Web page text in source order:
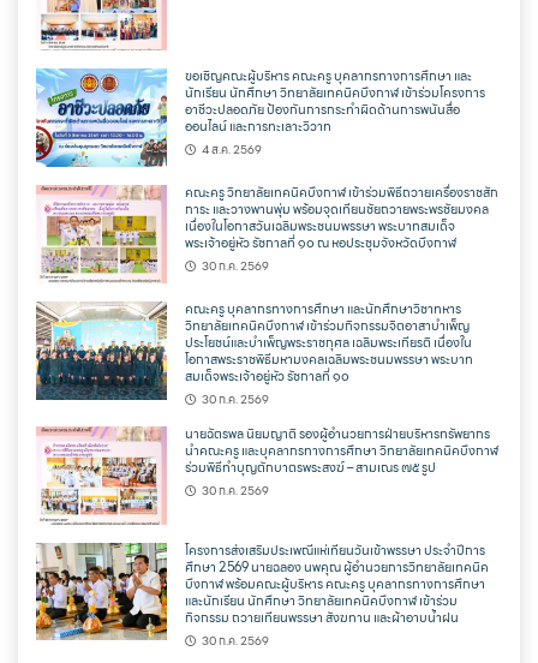
ขอเชิญคณะผู้บริหาร คณะครู บุคลากรทางการศึกษา และ
นักเรียน นักศึกษา วิทยาลัยเทคนิคบึงกาฬ เข้าร่วมโครงการ
อาชีวะปลอดภัย ป้องกันการกระทำผิดด้านการพนันสื่อ
ออนไลน์ และการทะเลาะวิวาท
4 ส.ค. 2569
คณะครู วิทยาลัยเทคนิคบึงกาฬ เข้าร่วมพิธีถวายเครื่องราชสัก
การะ และวางพานพุ่ม พร้อมจุดเทียนชัยถวายพระพรชัยมงคล
เนื่องในโอกาสวันเฉลิมพระชนมพรรษา พระบาทสมเด็จ
พระเจ้าอยู่หัว รัชกาลที่ ๑๐ ณ หอประชุมจังหวัดบึงกาฬ
30 ก.ค. 2569
คณะครู บุคลากรทางการศึกษา และนักศึกษาวิชาทหาร
วิทยาลัยเทคนิคบึงกาฬ เข้าร่วมกิจกรรมจิตอาสาบำเพ็ญ
ประโยชน์และบำเพ็ญพระราชกุศล เฉลิมพระเกียรติ เนื่องใน
โอกาสพระราชพิธีมหามงคลเฉลิมพระชนมพรรษา พระบาท
สมเด็จพระเจ้าอยู่หัว รัชกาลที่ ๑๐
30 ก.ค. 2569
นายฉัตรพล นิยมญาติ รองผู้อำนวยการฝ่ายบริหารทรัพยากร
นำคณะครู และบุคลากรทางการศึกษา วิทยาลัยเทคนิคบึงกาฬ
ร่วมพิธีทำบุญตักบาตรพระสงฆ์ – สามเณร ๗๕ รูป
30 ก.ค. 2569
โครงการส่งเสริมประเพณีแห่เทียนวันเข้าพรรษา ประจำปีการ
ศึกษา 2569 นายฉลอง นพคุณ ผู้อำนวยการวิทยาลัยเทคนิค
บึงกาฬ พร้อมคณะผู้บริหาร คณะครู บุคลากรทางการศึกษา
และนักเรียน นักศึกษา วิทยาลัยเทคนิคบึงกาฬ เข้าร่วม
กิจกรรม ถวายเทียนพรรษา สังฆทาน และผ้าอาบน้ำฝน
30 ก.ค. 2569